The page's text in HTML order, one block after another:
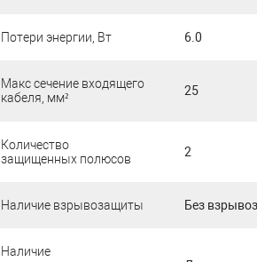
Потери энергии, Вт 6.0
Макс сечение входящего
кабеля, мм²
25
Количество
защищенных полюсов
2
Наличие взрывозащиты Без
Наличие